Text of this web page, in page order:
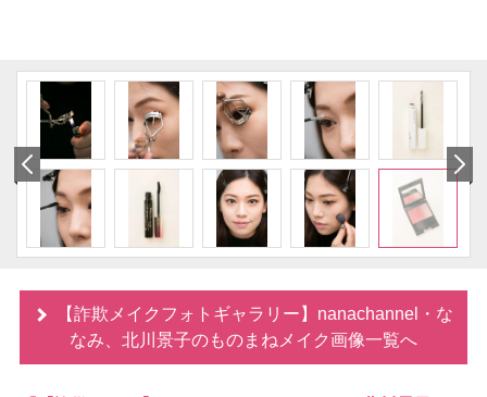
【詐欺メイクフォトギャラリー】nanachannel・な
なみ、北川景子のものまねメイク画像一覧へ